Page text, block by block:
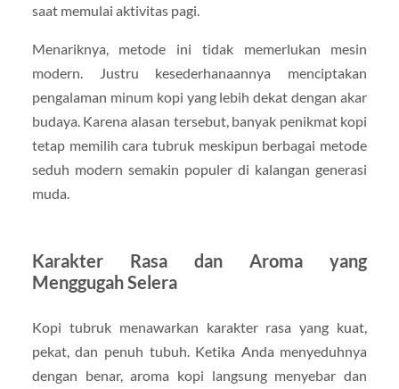
saat memulai aktivitas pagi.
Menariknya, metode ini tidak memerlukan mesin
modern. Justru kesederhanaannya menciptakan
pengalaman minum kopi yang lebih dekat dengan akar
budaya. Karena alasan tersebut, banyak penikmat kopi
tetap memilih cara tubruk meskipun berbagai metode
seduh modern semakin populer di kalangan generasi
muda.
Karakter Rasa dan Aroma yang
Menggugah Selera
Kopi tubruk menawarkan karakter rasa yang kuat,
pekat, dan penuh tubuh. Ketika Anda menyeduhnya
dengan benar, aroma kopi langsung menyebar dan